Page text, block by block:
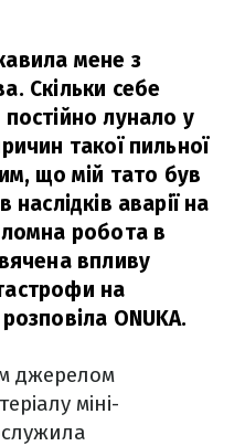
мене з
Скільки себе
лунало у
такої пильної
що мій тато був
наслідків аварії на
робота в
впливу
на
ONUKA.
джерелом
міні-